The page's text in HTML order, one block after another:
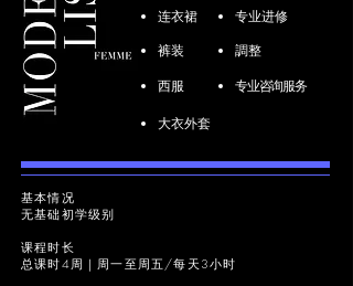
连衣裙
专业进修
裤装
調整
西服
专业咨询服务
大衣外套
基本情况
无基础初学级别
课程时长
总课时4周｜周一至周五/每天3小时